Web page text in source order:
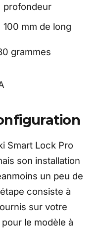
profondeur
100 mm de long
grammes
Smart Lock Pro
son installation
un peu de
consiste à
sur votre
le modèle à